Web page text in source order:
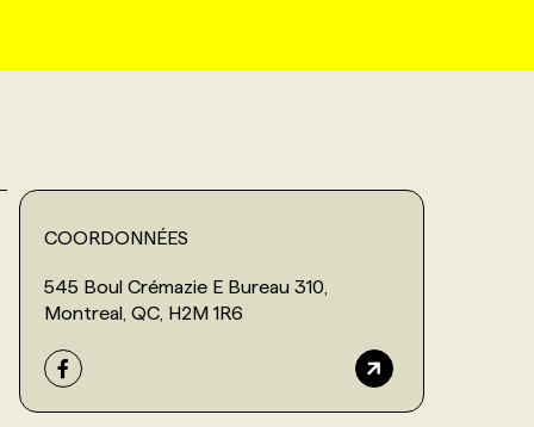
COORDONNÉES
545 Boul Crémazie E Bureau 310,
Montreal, QC, H2M 1R6